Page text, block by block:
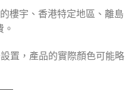
樓宇、香港特定地區、離島
置，產品的實際顏色可能略